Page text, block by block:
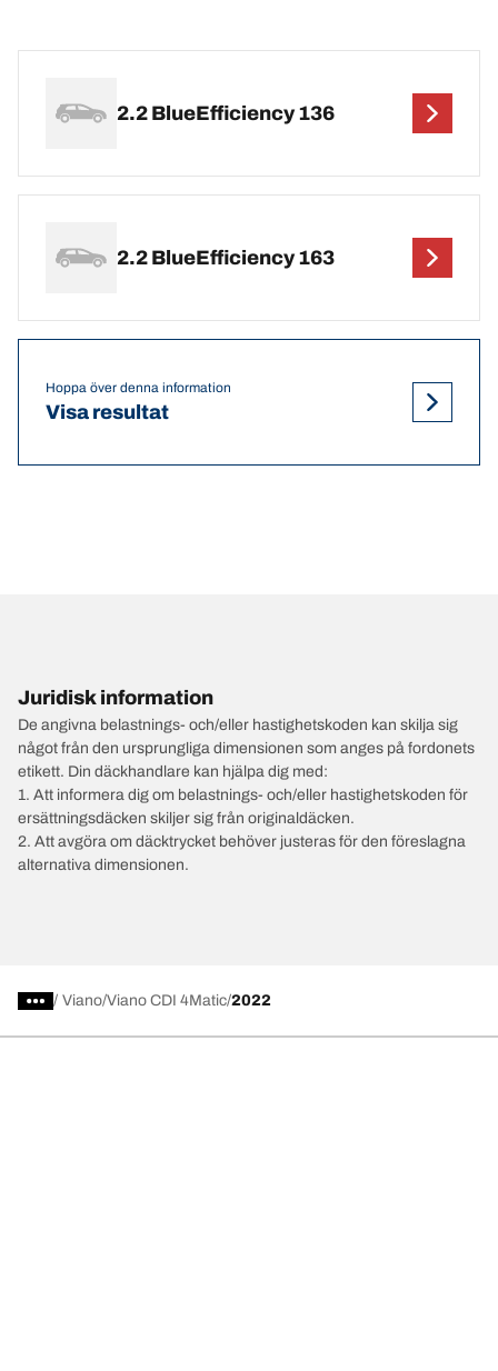
2.2 BlueEfficiency 136
2.2 BlueEfficiency 163
Hoppa över denna information
Visa resultat
Juridisk information
De angivna belastnings- och/eller hastighetskoden kan skilja sig
något från den ursprungliga dimensionen som anges på fordonets
etikett. Din däckhandlare kan hjälpa dig med:
1. Att informera dig om belastnings- och/eller hastighetskoden för
ersättningsdäcken skiljer sig från originaldäcken.
2. Att avgöra om däcktrycket behöver justeras för den föreslagna
alternativa dimensionen.
/ Viano Viano CDI 4Matic 2022